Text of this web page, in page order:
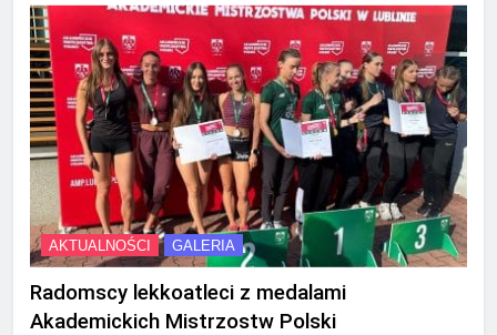
AKTUALNOŚCI GALERIA
Radomscy lekkoatleci z medalami
Akademickich Mistrzostw Polski